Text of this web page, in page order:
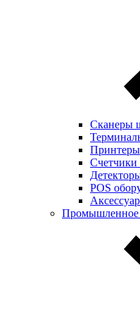
Сканеры
Принтеры
POS
Промышленное